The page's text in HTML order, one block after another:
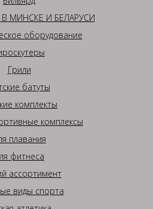
МИНСКЕ И БЕЛАРУСИ
оборудование
Грили
батуты
комплекты
комплексы
плавания
фитнеса
ассортимент
виды спорта